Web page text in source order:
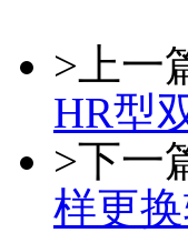
>上一
HR型
>下一
样更